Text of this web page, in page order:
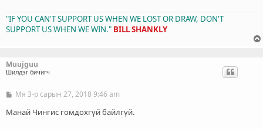
"IF YOU CAN'T SUPPORT US WHEN WE LOST OR DRAW, DON'T
SUPPORT US WHEN WE WIN." BILL SHANKLY
Muujguu
Шилдэг бичигч
Б
ч
Мя 3-р сарын 27, 2018 9:46 am
Манай Чингис гомдохгүй байлгүй.